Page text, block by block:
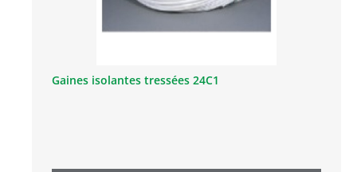
Gaines isolantes tressées 24C1